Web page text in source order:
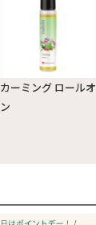
カーミング ロールオ
ン